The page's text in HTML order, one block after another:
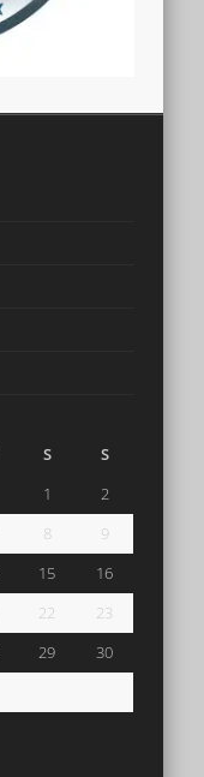
S
S
1
2
8
9
15
16
22
23
29
30